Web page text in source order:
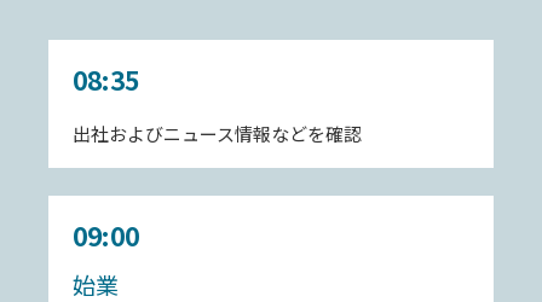
08:35
出社およびニュース情報などを確認
09:00
始業